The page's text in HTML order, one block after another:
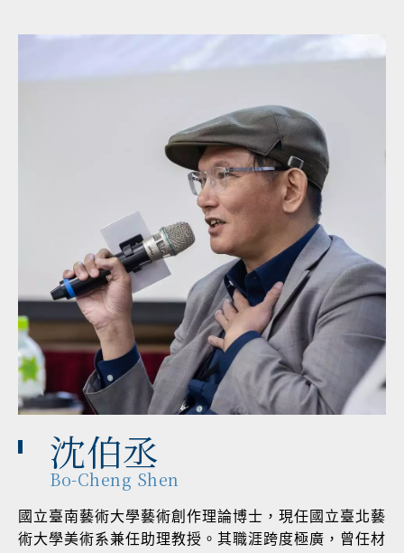
沈伯丞
Bo-Cheng Shen
國立臺南藝術大學藝術創作理論博士，現任國立臺北藝
術大學美術系兼任助理教授。其職涯跨度極廣，曾任材